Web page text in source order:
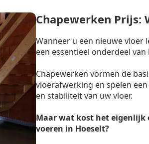
Chapewerken Prijs:
Wanneer u een nieuwe vloer
een essentieel onderdeel van
Chapewerken vormen de
vloerafwerking en spelen
en stabiliteit van uw vloer.
Maar wat kost het
voeren in Hoeselt?